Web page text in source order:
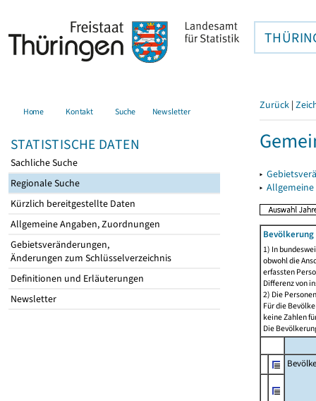
Home Kontakt Suche Newsletter
STATISTISCHE DATEN
Sachliche Suche
Regionale Suche
Kürzlich bereitgestellte Daten
Allgemeine Angaben, Zuordnungen
Gebietsveränderungen,
Änderungen zum Schlüsselverzeichnis
Definitionen und Erläuterungen
Newsletter
Zurück |
▸
▸
1) In
obwohl die
erfassten
Differenz von
2) Die
Für die
keine Zahlen
Die